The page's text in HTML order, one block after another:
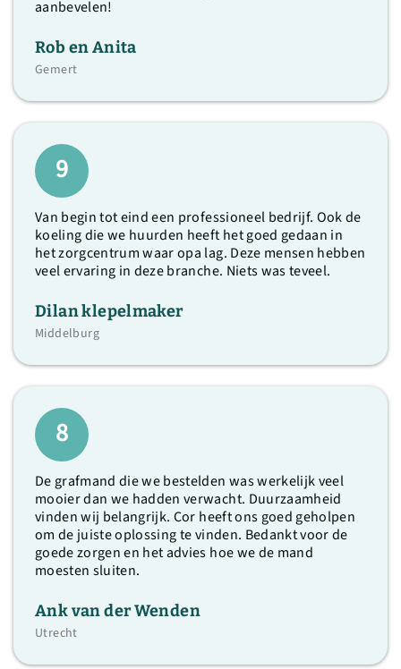
aanbevelen!
Rob en Anita
Gemert
9
Van begin tot eind een professioneel bedrijf. Ook de
koeling die we huurden heeft het goed gedaan in
het zorgcentrum waar opa lag. Deze mensen hebben
veel ervaring in deze branche. Niets was teveel.
Dilan klepelmaker
Middelburg
8
De grafmand die we bestelden was werkelijk veel
mooier dan we hadden verwacht. Duurzaamheid
vinden wij belangrijk. Cor heeft ons goed geholpen
om de juiste oplossing te vinden. Bedankt voor de
goede zorgen en het advies hoe we de mand
moesten sluiten.
Ank van der Wenden
Utrecht